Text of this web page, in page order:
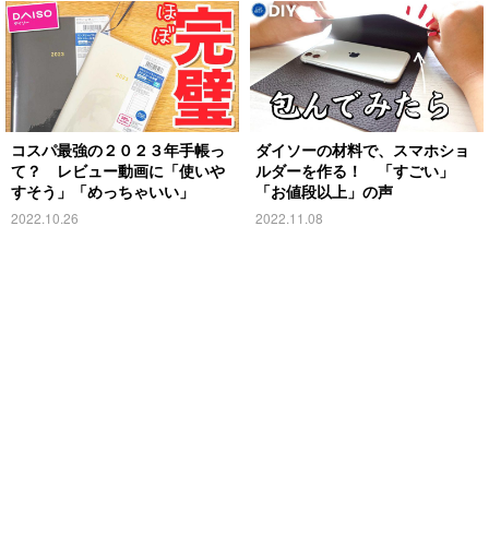
コスパ最強の２０２３年手帳っ
て？ レビュー動画に「使いや
すそう」「めっちゃいい」
2022.10.26
ダイソーの材料で、スマホショ
ルダーを作る！ 「すごい」
「お値段以上」の声
2022.11.08